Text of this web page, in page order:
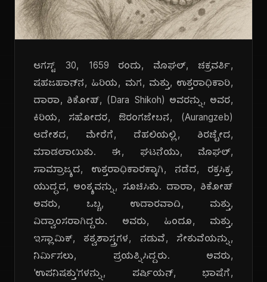
ಆಗಸ್ಟ್ 30, 1659 ರಂದು, ಮೊಘಲ್, ಚಕ್ರವರ್ತಿ,
ಷಹಜಹಾನ್‌ನ, ಹಿರಿಯ, ಮಗ, ಮತ್ತು, ಉತ್ತರಾಧಿಕಾರಿ,
ದಾರಾ, ಶಿಕೋಹ್, (Dara Shikoh) ಅವರನ್ನು, ಅವರ,
ಕಿರಿಯ, ಸಹೋದರ, ಔರಂಗಜೇಬನ, (Aurangzeb)
ಆದೇಶದ, ಮೇರೆಗೆ, ದೆಹಲಿಯಲ್ಲಿ, ಶಿರಚ್ಛೇದ,
ಮಾಡಲಾಯಿತು. ಈ, ಘಟನೆಯು, ಮೊಘಲ್,
ಸಾಮ್ರಾಜ್ಯದ, ಉತ್ತರಾಧಿಕಾರಕ್ಕಾಗಿ, ನಡೆದ, ರಕ್ತಸಿಕ್ತ,
ಯುದ್ಧದ, ಅಂತ್ಯವನ್ನು, ಸೂಚಿಸಿತು. ದಾರಾ, ಶಿಕೋಹ್
ಅವರು, ಒಬ್ಬ, ಉದಾರವಾದಿ, ಮತ್ತು,
ವಿದ್ವಾಂಸರಾಗಿದ್ದರು. ಅವರು, ಹಿಂದೂ, ಮತ್ತು,
ಇಸ್ಲಾಮಿಕ್, ತತ್ವಶಾಸ್ತ್ರಗಳ, ನಡುವೆ, ಸೇತುವೆಯನ್ನು,
ನಿರ್ಮಿಸಲು, ಪ್ರಯತ್ನಿಸಿದ್ದರು. ಅವರು,
'ಉಪನಿಷತ್ತು'ಗಳನ್ನು, ಪರ್ಷಿಯನ್, ಭಾಷೆಗೆ,